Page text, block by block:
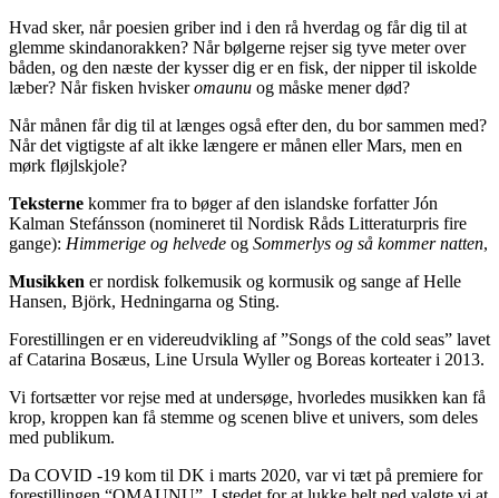
Hvad sker, når poesien griber ind i den rå hverdag og får dig til at
glemme skindanorakken? Når bølgerne rejser sig tyve meter over
båden, og den næste der kysser dig er en fisk, der nipper til iskolde
læber? Når fisken hviskeromaunu og måske mener død?
Når månen får dig til at længes også efter den, du bor sammen med?
Når det vigtigste af alt ikke længere er månen eller Mars, men en
mørk fløjlskjole?
Teksterne kommer fra to bøger af den islandske forfatter Jón
Kalman Stefánsson (nomineret til Nordisk Råds Litteraturpris fire
gange): Himmerige og helvede og Sommerlys og så kommer natten,
Musikken er nordisk folkemusik og kormusik og sange af Helle
Hansen, Björk, Hedningarna og Sting.
Forestillingen er en videreudvikling af ”Songs of the cold seas” lavet
af Catarina Bosæus, Line Ursula Wyller og Boreas korteater i 2013.
Vi fortsætter vor rejse med at undersøge, hvorledes musikken kan få
krop, kroppen kan få stemme og scenen blive et univers, som deles
med publikum.
Da COVID -19 kom til DK i marts 2020, var vi tæt på premiere for